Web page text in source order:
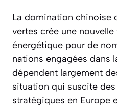
La domination chinoise
vertes crée une
énergétique pour de
nations engagées dans
dépendent largement
situation qui suscite
stratégiques en Europe